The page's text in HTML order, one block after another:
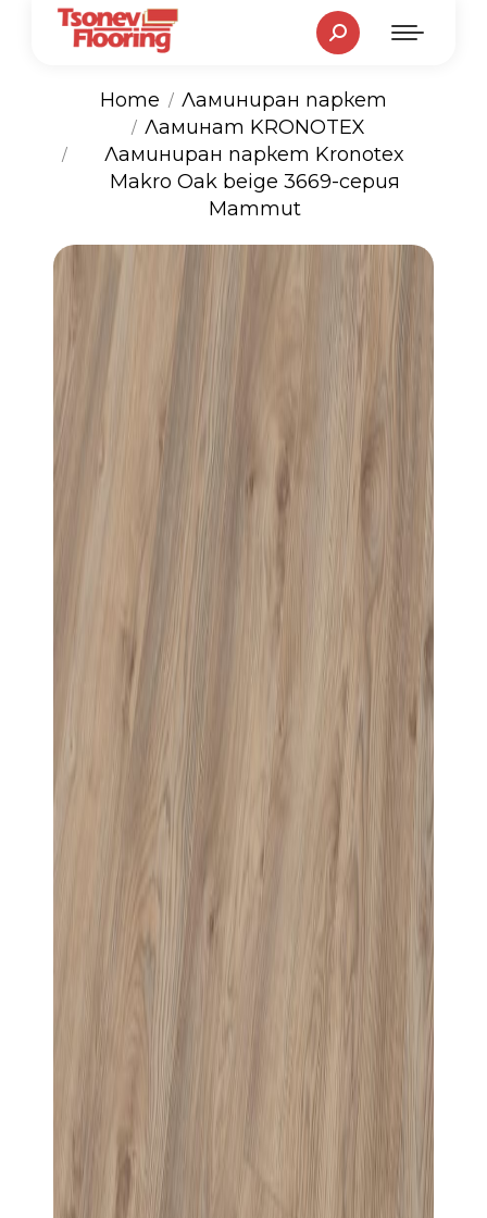
Search:
You are here:
Home
Ламиниран паркет
Ламинат KRONOTEX
Ламиниран паркет Kronotex
Makro Oak beige 3669-серия
Mammut